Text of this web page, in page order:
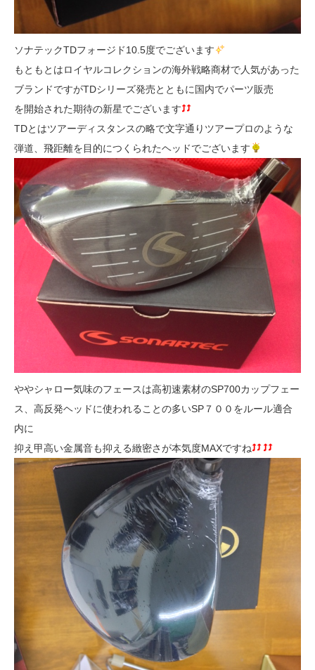
ソナテックTDフォージド10.5度でございます
もともとはロイヤルコレクションの海外戦略商材で人気があった
ブランドですがTDシリーズ発売とともに国内でパーツ販売
を開始された期待の新星でございます
TDとはツアーディスタンスの略で文字通りツアープロのような
弾道、飛距離を目的につくられたヘッドでございます
ややシャロー気味のフェースは高初速素材のSP700カップフェー
ス、高反発ヘッドに使われることの多いSP７００をルール適合
内に
抑え甲高い金属音も抑える緻密さが本気度MAXですね